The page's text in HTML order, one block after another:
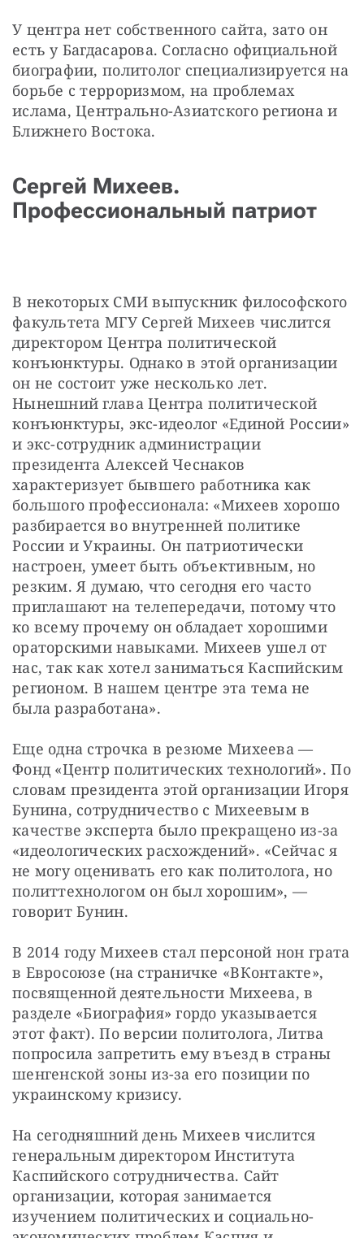
У центра нет собственного сайта, зато он
есть у Багдасарова. Согласно официальной
биографии, политолог специализируется на
борьбе с терроризмом, на проблемах
ислама, Центрально-Азиатского региона и
Ближнего Востока.
Сергей Михеев.
Профессиональный патриот
В некоторых СМИ выпускник философского
факультета МГУ Сергей Михеев числится
директором Центра политической
конъюнктуры. Однако в этой организации
он не состоит уже несколько лет.
Нынешний глава Центра политической
конъюнктуры, экс-идеолог «Единой России»
и экс-сотрудник администрации
президента Алексей Чеснаков
характеризует бывшего работника как
большого профессионала: «Михеев хорошо
разбирается во внутренней политике
России и Украины. Он патриотически
настроен, умеет быть объективным, но
резким. Я думаю, что сегодня его часто
приглашают на телепередачи, потому что
ко всему прочему он обладает хорошими
ораторскими навыками. Михеев ушел от
нас, так как хотел заниматься Каспийским
регионом. В нашем центре эта тема не
была разработана».
Еще одна строчка в резюме Михеева —
Фонд «Центр политических технологий». По
словам президента этой организации Игоря
Бунина, сотрудничество с Михеевым в
качестве эксперта было прекращено из-за
«идеологических расхождений». «Сейчас я
не могу оценивать его как политолога, но
политтехнологом он был хорошим», —
говорит Бунин.
В 2014 году Михеев стал персоной нон грата
в Евросоюзе (на страничке «ВКонтакте»,
посвященной деятельности Михеева, в
разделе «Биография» гордо указывается
этот факт). По версии политолога, Литва
попросила запретить ему въезд в страны
шенгенской зоны из-за его позиции по
украинскому кризису.
На сегодняшний день Михеев числится
генеральным директором Института
Каспийского сотрудничества. Сайт
организации, которая занимается
изучением политических и социально-